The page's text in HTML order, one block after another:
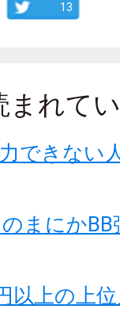
13
まれて
できない
まにかBB
以上の上